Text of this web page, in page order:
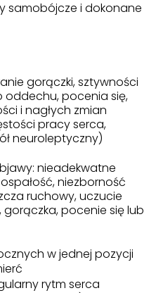
samobójcze i dokonane
gorączki, sztywności
oddechu, pocenia się,
i nagłych zmian
pracy serca,
neuroleptyczny)
nieadekwatne
niezborność
ruchowy, uczucie
pocenie się lub
w jednej pozycji
rytm serca